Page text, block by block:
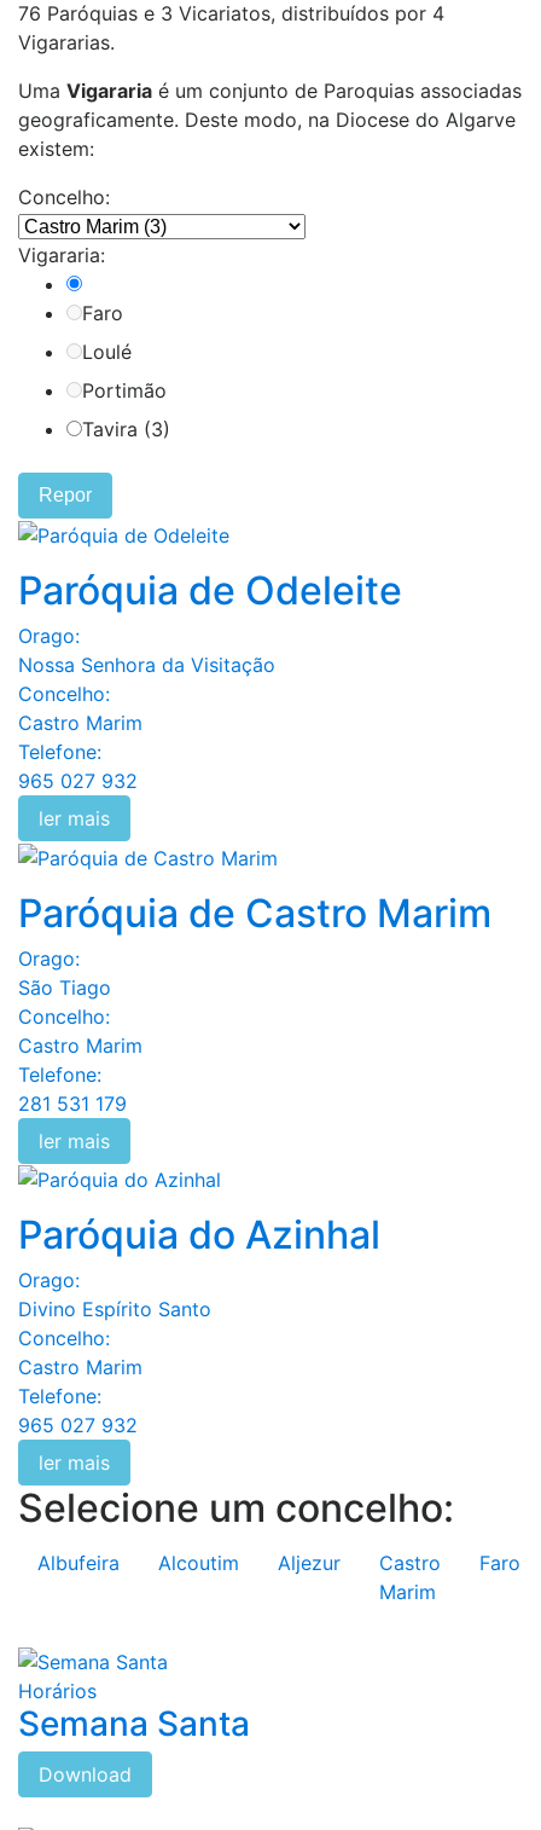
76 Paróquias e 3 Vicariatos, distribuídos por 4
Vigararias.
Uma Vigararia é um conjunto de Paroquias associadas
geograficamente. Deste modo, na Diocese do Algarve
existem:
Concelho:
Vigararia:
Faro
Loulé
Portimão
Tavira (3)
Repor
Paróquia de Odeleite
Orago:
Nossa Senhora da Visitação
Concelho:
Castro Marim
Telefone:
965 027 932
ler mais
Paróquia de Castro Marim
Orago:
São Tiago
Concelho:
Castro Marim
Telefone:
281 531 179
ler mais
Paróquia do Azinhal
Orago:
Divino Espírito Santo
Concelho:
Castro Marim
Telefone:
965 027 932
ler mais
Selecione um concelho:
Albufeira Alcoutim Aljezur
Castro
Marim
Faro
Horários
Semana Santa
Download